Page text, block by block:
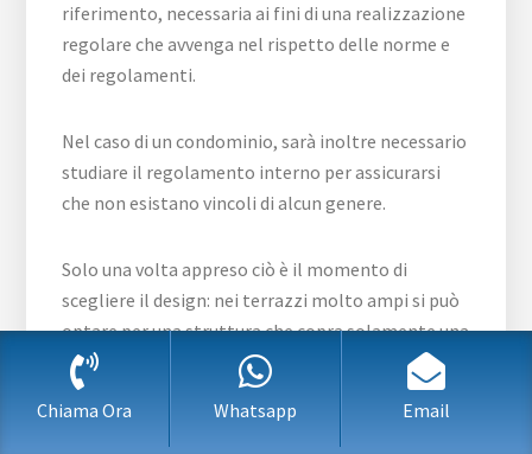
riferimento, necessaria ai fini di una realizzazione
regolare che avvenga nel rispetto delle norme e
dei regolamenti.
Nel caso di un condominio, sarà inoltre necessario
studiare il regolamento interno per assicurarsi
che non esistano vincoli di alcun genere.
Solo una volta appreso ciò è il momento di
scegliere il design: nei terrazzi molto ampi si può
optare per una struttura che copra solamente una
parte dell’ambiente, lasciando uno spazio che
funzioni da solarium.
Chiama Ora Whatsapp Email